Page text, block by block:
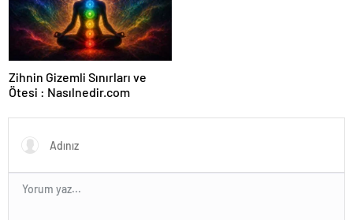
Zihnin Gizemli Sınırları ve
Ötesi : Nasılnedir.com